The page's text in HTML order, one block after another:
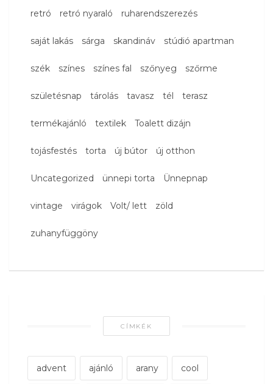
retró retró nyaraló ruharendszerezés
saját lakás sárga skandináv stúdió apartman
szék színes színes fal szőnyeg szőrme
születésnap tárolás tavasz tél terasz
termékajánló textilek Toalett dizájn
tojásfestés torta új bútor új otthon
Uncategorized ünnepi torta Ünnepnap
vintage virágok Volt/ lett zöld
zuhanyfüggöny
CÍMKÉK
advent ajánló arany cool